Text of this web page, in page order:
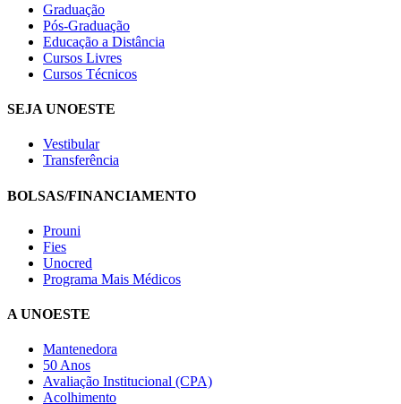
Graduação
Pós-Graduação
Educação a Distância
Cursos Livres
Cursos Técnicos
SEJA UNOESTE
Vestibular
Transferência
BOLSAS/FINANCIAMENTO
Prouni
Fies
Unocred
Programa Mais Médicos
A UNOESTE
Mantenedora
50 Anos
Avaliação Institucional (CPA)
Acolhimento